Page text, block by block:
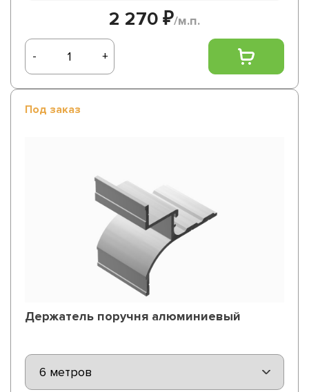
2 270 ₽/м.п.
- +
Под заказ
Держатель поручня алюминиевый